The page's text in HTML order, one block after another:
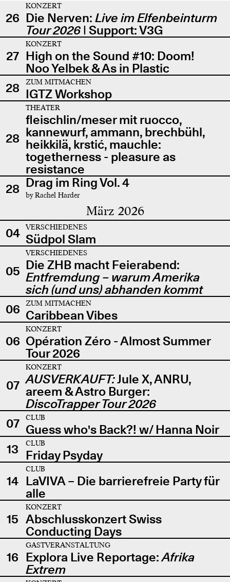
26
KONZERT
Die Nerven: Live im Elfenbeinturm
Tour 2026| Support: V3G
27
KONZERT
High on the Sound #10: Doom!
Noo Yelbek & As in Plastic
28
ZUM MITMACHEN
IGTZ Workshop
28
THEATER
fleischlin/meser mit ruocco,
kannewurf, ammann, brechbühl,
heikkilä, krstić, mauchle:
togetherness - pleasure as
resistance
28 Drag im Ring Vol. 4
by Rachel Harder
März 2026
04 VERSCHIEDENES
Südpol Slam
05
VERSCHIEDENES
Die ZHB macht Feierabend:
Entfremdung – warum Amerika
sich (und uns) abhanden kommt
06
ZUM MITMACHEN
Caribbean Vibes
06
KONZERT
Opération Zéro - Almost Summer
Tour 2026
07
KONZERT
AUSVERKAUFT:Jule X, ANRU,
areem & Astro Burger:
DiscoTrapper Tour 2026
07
CLUB
Guess who's Back?! w/ Hanna Noir
13
CLUB
Friday Psyday
14
CLUB
LaVIVA – Die barrierefreie Party für
alle
15
KONZERT
Abschlusskonzert Swiss
Conducting Days
16
GASTVERANSTALTUNG
Explora Live Reportage:Afrika
Extrem